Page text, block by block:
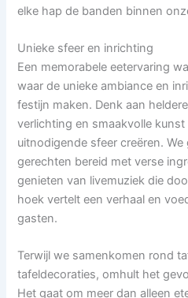
elke hap de banden binnen
Unieke sfeer en inrichting
Een memorabele eetervaring
waar de unieke ambiance en
festijn maken. Denk aan
verlichting en smaakvolle kunst
uitnodigende sfeer creëren.
gerechten bereid met verse
genieten van livemuziek die
hoek vertelt een verhaal en
gasten.
Terwijl we samenkomen rond
tafeldecoraties, omhult het
Het gaat om meer dan alleen